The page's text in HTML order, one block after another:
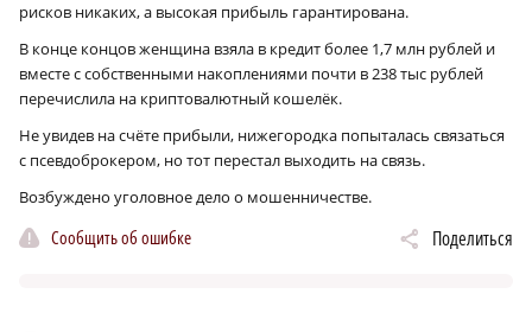
рисков никаких, а высокая прибыль гарантирована.
В конце концов женщина взяла в кредит более 1,7 млн рублей и
вместе с собственными накоплениями почти в 238 тыс рублей
перечислила на криптовалютный кошелёк.
Не увидев на счёте прибыли, нижегородка попыталась связаться
с псевдоброкером, но тот перестал выходить на связь.
Возбуждено уголовное дело о мошенничестве.
Сообщить об ошибке Поделиться